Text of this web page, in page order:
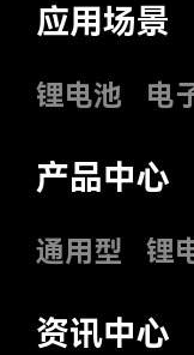
应用场景
锂电池 电
产品中心
通用型 锂
资讯中心